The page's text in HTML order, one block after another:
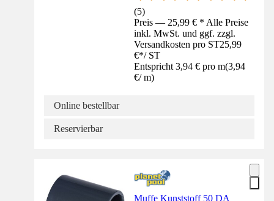
(5)
Preis — 25,99 € * Alle Preise
inkl. MwSt. und ggf. zzgl.
Versandkosten pro ST25,99
€*/ ST
Entspricht 3,94 € pro m(3,94
€/ m)
Online bestellbar
Reservierbar
Muffe Kunststoff 50 DA